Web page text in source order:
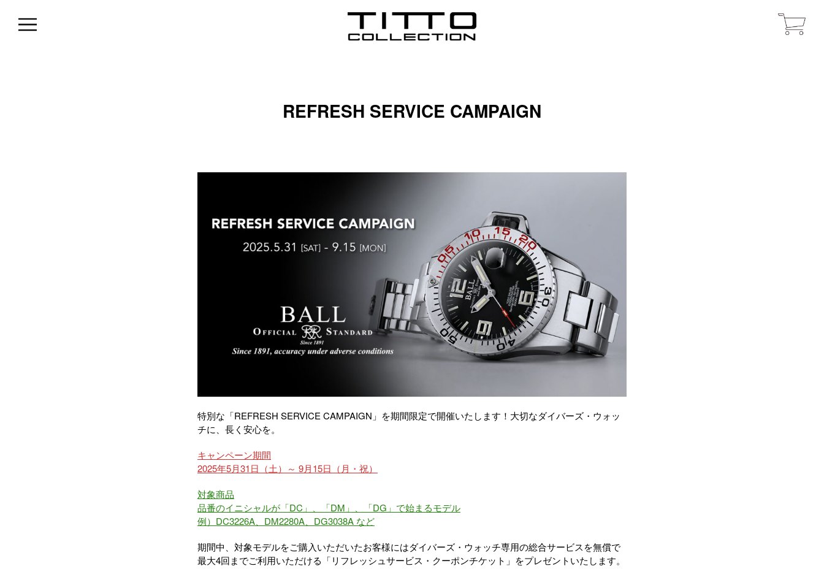
REFRESH SERVICE CAMPAIGN
特別な「REFRESH SERVICE CAMPAIGN」を期間限定で開催いたします！大切なダイバーズ・ウォッ
チに、長く安心を。
キャンペーン期間
2025年5月31日（土）～ 9月15日（月・祝）
対象商品
品番のイニシャルが「DC」、「DM」、「DG」で始まるモデル
例）DC3226A、DM2280A、DG3038A など
期間中、対象モデルをご購入いただいたお客様にはダイバーズ・ウォッチ専用の総合サービスを無償で
最大4回までご利用いただける「リフレッシュサービス・クーポンチケット」をプレゼントいたします。